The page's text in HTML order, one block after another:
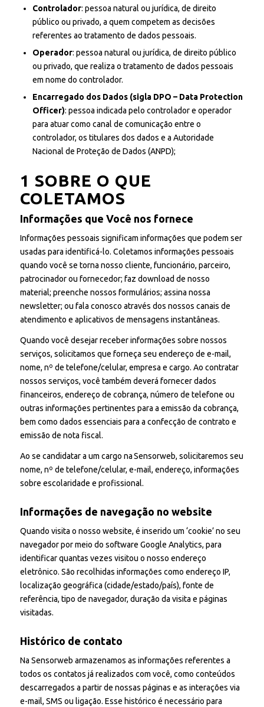
Controlador: pessoa natural ou jurídica, de direito
público ou privado, a quem competem as decisões
referentes ao tratamento de dados pessoais.
Operador: pessoa natural ou jurídica, de direito público
ou privado, que realiza o tratamento de dados pessoais
em nome do controlador.
Encarregado dos Dados (sigla DPO – Data Protection
Officer): pessoa indicada pelo controlador e operador
para atuar como canal de comunicação entre o
controlador, os titulares dos dados e a Autoridade
Nacional de Proteção de Dados (ANPD);
1 SOBRE O QUE
COLETAMOS
Informações que Você nos fornece
Informações pessoais significam informações que podem ser
usadas para identificá-lo. Coletamos informações pessoais
quando você se torna nosso cliente, funcionário, parceiro,
patrocinador ou fornecedor; faz download de nosso
material; preenche nossos formulários; assina nossa
newsletter; ou fala conosco através dos nossos canais de
atendimento e aplicativos de mensagens instantâneas.
Quando você desejar receber informações sobre nossos
serviços, solicitamos que forneça seu endereço de e-mail,
nome, nº de telefone/celular, empresa e cargo. Ao contratar
nossos serviços, você também deverá fornecer dados
financeiros, endereço de cobrança, número de telefone ou
outras informações pertinentes para a emissão da cobrança,
bem como dados essenciais para a confecção de contrato e
emissão de nota fiscal.
Ao se candidatar a um cargo na Sensorweb, solicitaremos seu
nome, nº de telefone/celular, e-mail, endereço, informações
sobre escolaridade e profissional.
Informações de navegação no website
Quando visita o nosso website, é inserido um ‘cookie’ no seu
navegador por meio do software Google Analytics, para
identificar quantas vezes visitou o nosso endereço
eletrônico. São recolhidas informações como endereço IP,
localização geográfica (cidade/estado/país), fonte de
referência, tipo de navegador, duração da visita e páginas
visitadas.
Histórico de contato
Na Sensorweb armazenamos as informações referentes a
todos os contatos já realizados com você, como conteúdos
descarregados a partir de nossas páginas e as interações via
e-mail, SMS ou ligação. Esse histórico é necessário para